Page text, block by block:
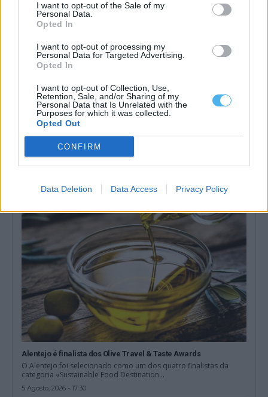
I want to opt-out of the Sale of my
Personal Data.
Opted In
I want to opt-out of processing my
Personal Data for Targeted Advertising.
Opted In
I want to opt-out of Collection, Use,
Retention, Sale, and/or Sharing of my
Personal Data that Is Unrelated with the
Purposes for which it was collected.
Opted Out
CONFIRM
Data Deletion Data Access Privacy Policy
EHT Portalegre cria curso de Gestão Hoteleira de Alojamento
A Escola de Hotelaria e Turismo de Portalegre (EHT Portalegre)
vai ministrar um novo...
Alentejo é finalista dos Olive Travel & Taste Awards
O Alentejo foi selecionado como um dos quatro finalistas da
categoria «Sustainable Food Destination...
5 Agosto, 2026 - 17:30